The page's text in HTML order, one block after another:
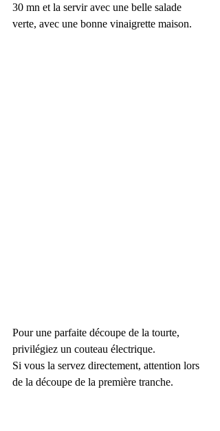
30 mn et la servir avec une belle salade
verte, avec une bonne vinaigrette maison.
Pour une parfaite découpe de la tourte,
privilégiez un couteau électrique.
Si vous la servez directement, attention lors
de la découpe de la première tranche.